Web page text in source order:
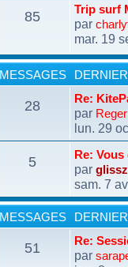
85 Trip surf
par
mar. 19
MESSAGES
28 Re:
par Reger
lun. 29
5 Re:
par
sam. 7
MESSAGES
51 Re:
par